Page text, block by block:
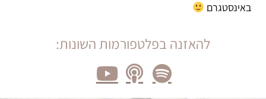
באינסטגרם
להאזנה בפלטפורמות השונות: